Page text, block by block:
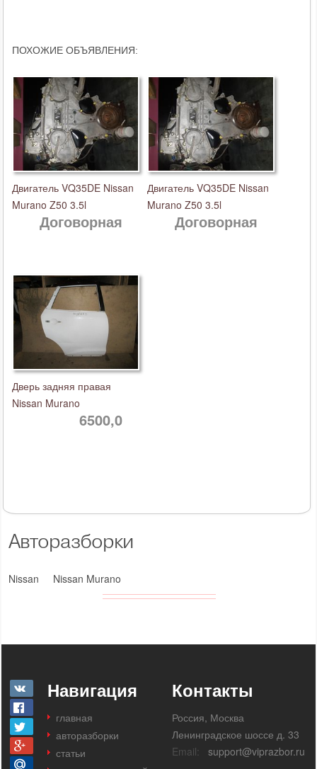
Авторазборки
Nissan Nissan Murano
ПОХОЖИЕ ОБЪЯВЛЕНИЯ:
Двигатель VQ35DE Nissan
Murano Z50 3.5l
Договорная
Двигатель VQ35DE Nissan
Murano Z50 3.5l
Договорная
Дверь задняя правая
Nissan Murano
6500,0
Навигация
главная
авторазборки
статьи
Контакты
Россия, Москва
Ленинградское шоссе д. 33
Email:
support@viprazbor.ru